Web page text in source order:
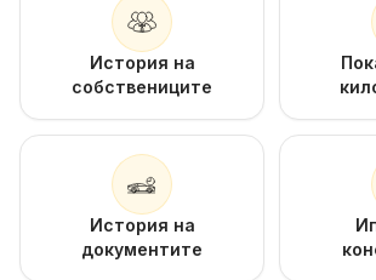
История на
собствениците
История на
документите